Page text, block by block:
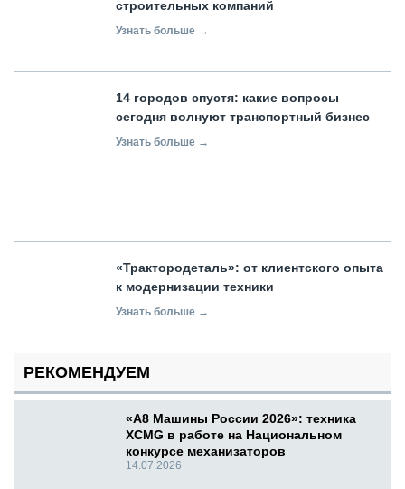
строительных компаний
Узнать больше →
14 городов спустя: какие вопросы
сегодня волнуют транспортный бизнес
Узнать больше →
«Трактородеталь»: от клиентского опыта
к модернизации техники
Узнать больше →
РЕКОМЕНДУЕМ
«А8 Машины России 2026»: техника
XCMG в работе на Национальном
конкурсе механизаторов
14.07.2026